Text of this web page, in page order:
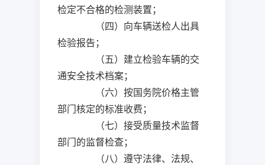
检定不合格的检测装置；
（四）向车辆送检人出具
检验报告；
（五）建立检验车辆的交
通安全技术档案；
（六）按国务院价格主管
部门核定的标准收费；
（七）接受质量技术监督
部门的监督检查；
（八）遵守法律、法规、